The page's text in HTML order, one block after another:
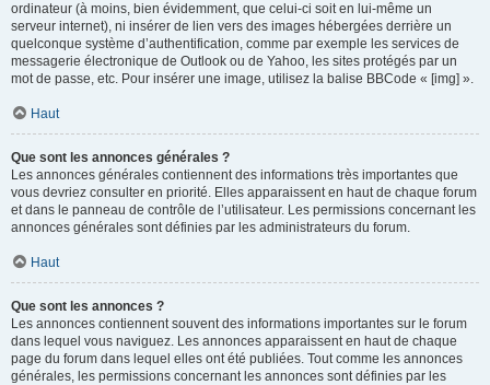
ordinateur (à moins, bien évidemment, que celui-ci soit en lui-même un
serveur internet), ni insérer de lien vers des images hébergées derrière un
quelconque système d’authentification, comme par exemple les services de
messagerie électronique de Outlook ou de Yahoo, les sites protégés par un
mot de passe, etc. Pour insérer une image, utilisez la balise BBCode « [img] ».
Haut
Que sont les annonces générales ?
Les annonces générales contiennent des informations très importantes que
vous devriez consulter en priorité. Elles apparaissent en haut de chaque forum
et dans le panneau de contrôle de l’utilisateur. Les permissions concernant les
annonces générales sont définies par les administrateurs du forum.
Haut
Que sont les annonces ?
Les annonces contiennent souvent des informations importantes sur le forum
dans lequel vous naviguez. Les annonces apparaissent en haut de chaque
page du forum dans lequel elles ont été publiées. Tout comme les annonces
générales, les permissions concernant les annonces sont définies par les